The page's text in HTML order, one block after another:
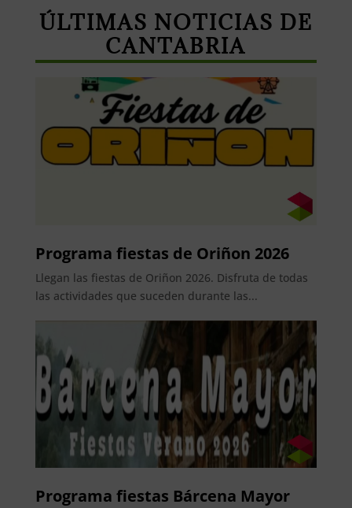
ÚLTIMAS NOTICIAS DE
CANTABRIA
Programa fiestas de Oriñon 2026
Llegan las fiestas de Oriñon 2026. Disfruta de todas
las actividades que suceden durante las...
Programa fiestas Bárcena Mayor